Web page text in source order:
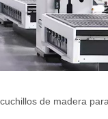
de madera